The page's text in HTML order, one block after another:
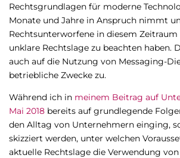
Rechtsgrundlagen für moderne
Monate und Jahre in Anspruch nimmt
Rechtsunterworfene in diesem
unklare Rechtslage zu beachten haben.
auch auf die Nutzung von Messaging-
betriebliche Zwecke zu.
Während ich in meinem Beitrag auf
Mai 2018 bereits auf grundlegende
den Alltag von Unternehmern einging,
skizziert werden, unter welchen
aktuelle Rechtslage die Verwendung